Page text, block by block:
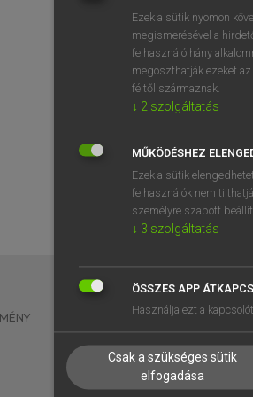
BELÉPÉS
EGYÉNI FELHASZNÁLÓKNAK
TANULÓKNAK
VÁLLALATI MEGOLDÁSOK
Ezek a sütik nyomon
megismerésével a
felhasználó hány
megoszthatják ezeket
féltől származnak.
↓ 2 szolgáltatás
MŰKÖDÉSHEZ
Ezek a sütik
felhasználók nem
személyre szabott
↓ 3 szolgáltatás
ÖSSZES APP
Használja ezt a
Csak a szükséges sütik
elfogadása